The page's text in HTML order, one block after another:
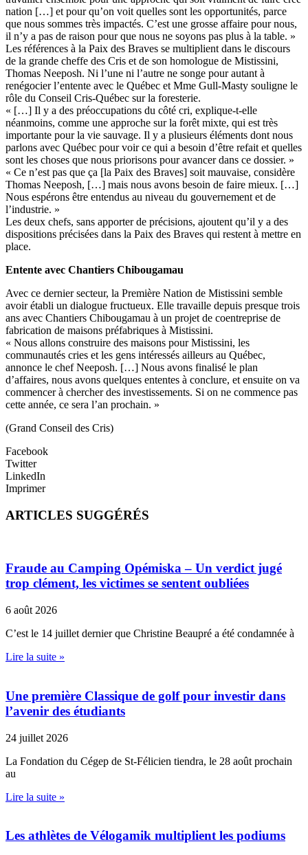
nation […] et pour qu’on voit quelles sont les opportunités, parce
que nous sommes très impactés. C’est une grosse affaire pour nous,
il n’y a pas de raison pour que nous ne soyons pas plus à la table. »
Les références à la Paix des Braves se multiplient dans le discours
de la grande cheffe des Cris et de son homologue de Mistissini,
Thomas Neeposh. Ni l’une ni l’autre ne songe pour autant à
renégocier l’entente avec le Québec et Mme Gull-Masty souligne le
rôle du Conseil Cris-Québec sur la foresterie.
« […] Il y a des préoccupations du côté cri, explique-t-elle
néanmoins, comme une approche sur la forêt mixte, qui est très
importante pour la vie sauvage. Il y a plusieurs éléments dont nous
parlons avec Québec pour voir ce qui a besoin d’être refait et quelles
sont les choses que nous priorisons pour avancer dans ce dossier. »
« Ce n’est pas que ça [la Paix des Braves] soit mauvaise, considère
Thomas Neeposh, […] mais nous avons besoin de faire mieux. […]
Nous espérons être entendus au niveau du gouvernement et de
l’industrie. »
Les deux chefs, sans apporter de précisions, ajoutent qu’il y a des
dispositions précisées dans la Paix des Braves qui restent à mettre en
place.
Entente avec Chantiers Chibougamau
Avec ce dernier secteur, la Première Nation de Mistissini semble
avoir établi un dialogue fructueux. Elle travaille depuis presque trois
ans avec Chantiers Chibougamau à un projet de coentreprise de
fabrication de maisons préfabriques à Mistissini.
« Nous allons construire des maisons pour Mistissini, les
communautés cries et les gens intéressés ailleurs au Québec,
annonce le chef Neeposh. […] Nous avons finalisé le plan
d’affaires, nous avons quelques ententes à conclure, et ensuite on va
commencer à chercher des investissements. Si on ne commence pas
cette année, ce sera l’an prochain. »
(Grand Conseil des Cris)
Facebook
Twitter
LinkedIn
Imprimer
ARTICLES SUGGÉRÉS
Fraude au Camping Opémiska – Un verdict jugé
trop clément, les victimes se sentent oubliées
6 août 2026
C’est le 14 juillet dernier que Christine Beaupré a été condamnée à
Lire la suite »
Une première Classique de golf pour investir dans
l’avenir des étudiants
24 juillet 2026
La Fondation du Cégep de St-Félicien tiendra, le 28 août prochain
au
Lire la suite »
Les athlètes de Vélogamik multiplient les podiums